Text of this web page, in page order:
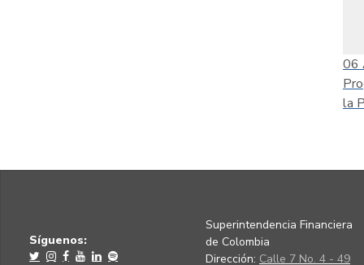
06
la
Síguenos:
Superintendencia Financiera
de Colombia
Dirección: Calle 7 No. 4 - 49